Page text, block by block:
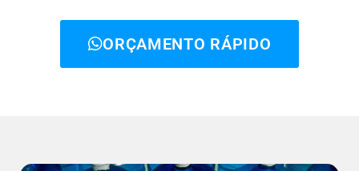
ORÇAMENTO RÁPIDO